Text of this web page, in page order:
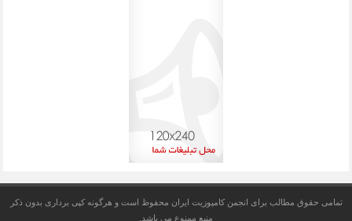
تمامی حقوق مطالب برای انجمن کامپوزیت ایران محفوظ است و هرگونه کپی برداری بدون ذکر
منبع ممنوع می باشد.